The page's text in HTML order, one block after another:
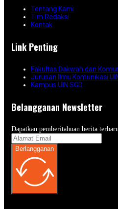
Tentang Kami
Tim Redaksi
Kontak
Link Penting
Fakultas Dakwah dan
Jurusan Ilmu Komunikasi
Kampus UIN SGD
Belangganan Newsletter
Dapatkan pemberitahuan berita
Berlangganan